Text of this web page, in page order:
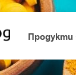
Продукти